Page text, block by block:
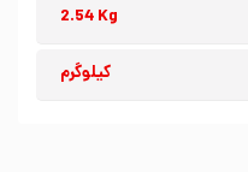
2.54 Kg
کیلوگرم